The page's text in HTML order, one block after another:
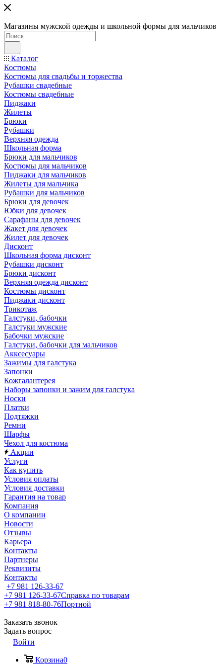
Магазины мужской одежды и школьной формы для мальчиков
Каталог
Костюмы
Костюмы для свадьбы и торжества
Рубашки свадебные
Костюмы свадебные
Пиджаки
Жилеты
Брюки
Рубашки
Верхняя одежда
Школьная форма
Брюки для мальчиков
Костюмы для мальчиков
Пиджаки для мальчиков
Жилеты для мальчика
Рубашки для мальчиков
Брюки для девочек
Юбки для девочек
Сарафаны для девочек
Жакет для девочек
Жилет для девочек
Дисконт
Школьная форма дисконт
Рубашки дисконт
Брюки дисконт
Верхняя одежда дисконт
Костюмы дисконт
Пиджаки дисконт
Трикотаж
Галстуки, бабочки
Галстуки мужские
Бабочки мужские
Галстуки, бабочки для мальчиков
Акксесуары
Зажимы для галстука
Запонки
Кожгалантерея
Наборы запонки и зажим для галстука
Носки
Платки
Подтяжки
Ремни
Шарфы
Чехол для костюма
Акции
Услуги
Как купить
Условия оплаты
Условия доставки
Гарантия на товар
Компания
О компании
Новости
Отзывы
Карьера
Контакты
Партнеры
Реквизиты
Контакты
+7 981 126-33-67
+7 981 126-33-67Справка по товарам
+7 981 818-80-76Портной
Заказать звонок
Задать вопрос
Войти
Корзина0